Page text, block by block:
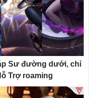
Sư đường dưới, chỉ
Trợ roaming